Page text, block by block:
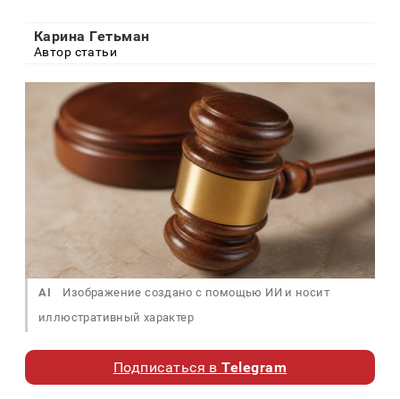
Карина Гетьман
Автор статьи
AI
Изображение создано с помощью ИИ и носит
иллюстративный характер
Подписаться вTelegram